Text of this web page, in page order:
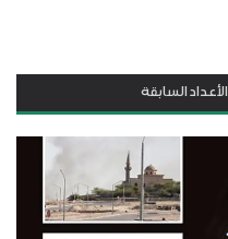
الأعداد السابقة